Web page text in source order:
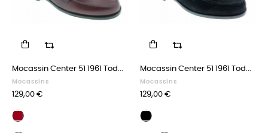
Mocassin Center 51 1961 Tod...
Mocassins
Prix
129,00 €
Cuir
Mocassin Center 51 1961 Tod...
Mocassins
Prix
129,00 €
Daim